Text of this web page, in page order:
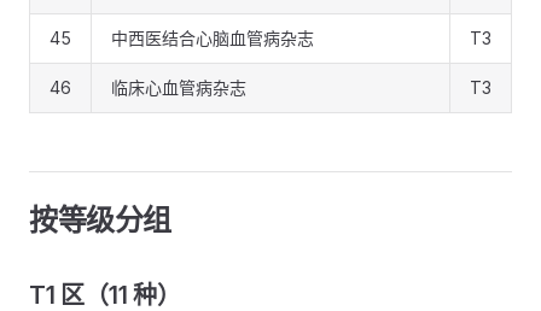
45 中西医结合心脑血管病杂志 T3
46 临床心血管病杂志 T3
按等级分组
T1 区（11 种）